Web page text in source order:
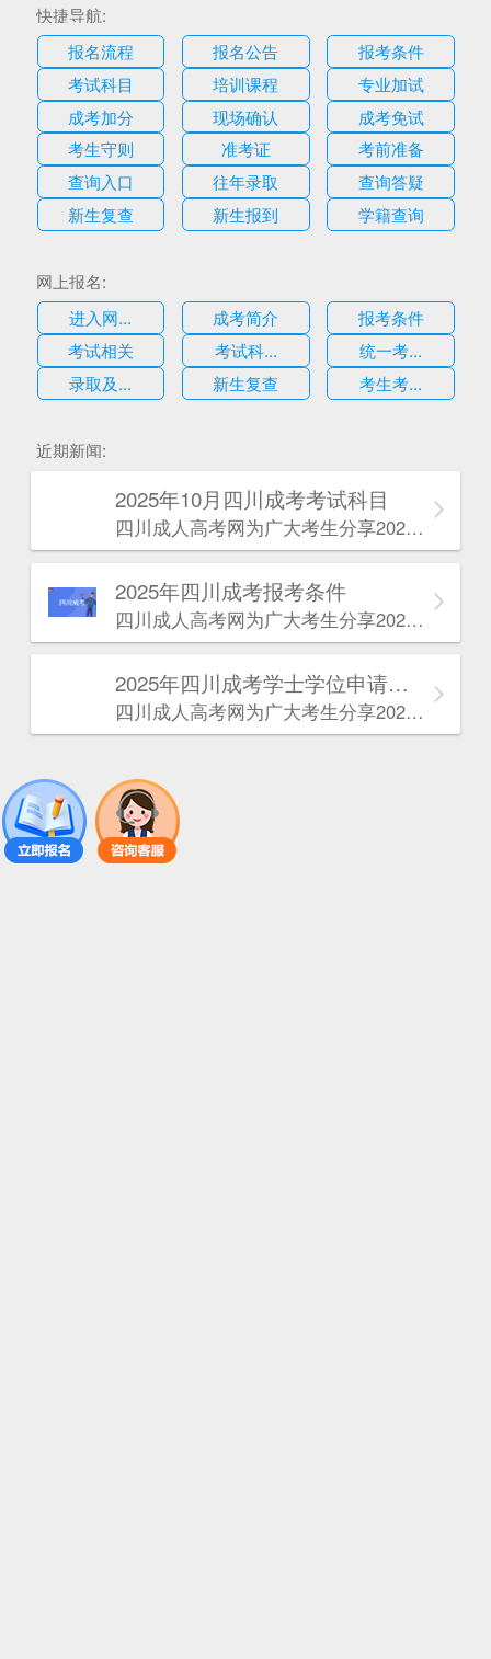
快捷导航:
报名流程
报名公告
报考条件
考试科目
培训课程
专业加试
成考加分
现场确认
成考免试
考生守则
准考证
考前准备
查询入口
往年录取
查询答疑
新生复查
新生报到 学籍查询
网上报名:
进入网...
成考简介
报考条件
考试相关
考试科...
统一考...
录取及...
新生复查 考生考...
近期新闻:
2025年10月四川成考考试科目
四川成人高考网​为广大考生分享2025年10月四川成考考试科目。为广大在职人员和社会人士提供学历提升的机会。更多四川成考考试信息，欢迎在线访问四川成人高考网。
2025年‌‌‌‌四川成考报考条件
四川成人高考网​为广大考生分享2025年‌‌‌‌四川成考报考条件。为广大在职人员和社会人士提供学历提升的机会。更多四川成考考试信息，欢迎在线访问四川成人高考网。
2025年‌‌‌‌四川成考学士学位申请条件
四川成人高考网​为广大考生分享2025年‌‌‌‌四川成考学士学位申请条件。为广大在职人员和社会人士提供学历提升的机会。更多四川成考考试信息，欢迎在线访问四川成人高考网。